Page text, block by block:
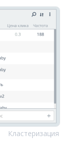
Кластеризация